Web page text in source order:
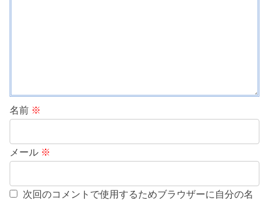
名前 ※
メール ※
次回のコメントで使用するためブラウザーに自分の名